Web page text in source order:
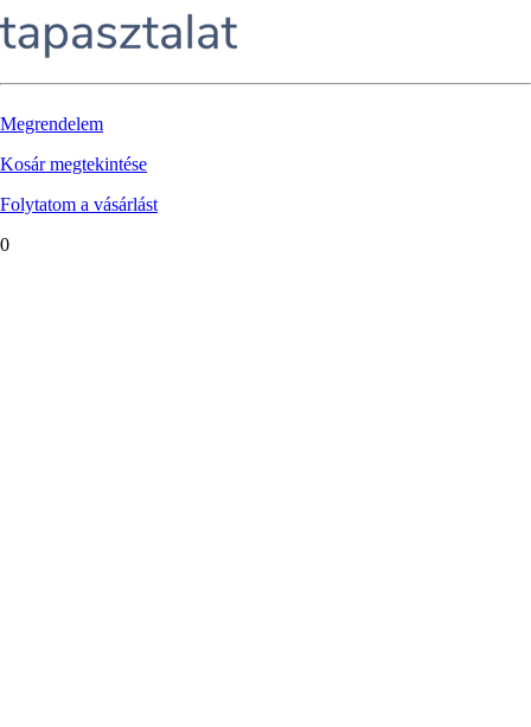
Megrendelem
Kosár megtekintése
Folytatom a vásárlást
0